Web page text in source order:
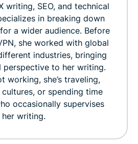
writing, SEO, and technical
in breaking down
a wider audience. Before
she worked with global
industries, bringing
perspective to her writing.
working, she’s traveling,
or spending time
occasionally supervises
her writing.